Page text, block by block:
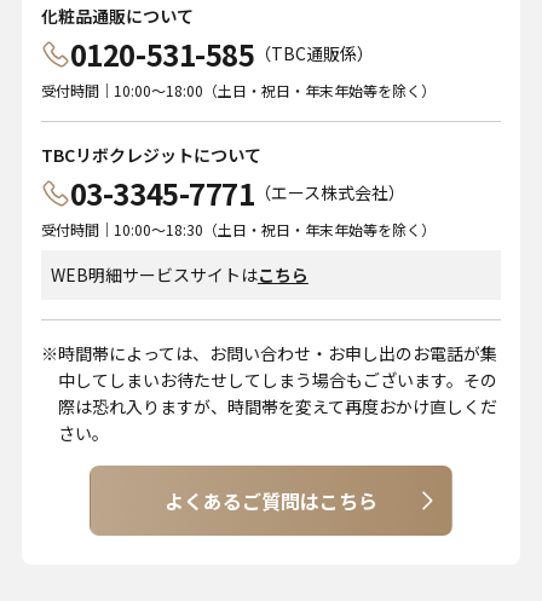
化粧品通販について
0120-531-585 （TBC通販係）
受付時間｜10:00～18:00（土日・祝日・年末年始等を除く）
TBCリボクレジットについて
03-3345-7771 （エース株式会社）
受付時間｜10:00～18:30（土日・祝日・年末年始等を除く）
WEB明細サービスサイトはこちら
時間帯によっては、お問い合わせ・お申し出のお電話が集
中してしまいお待たせしてしまう場合もございます。その
際は恐れ入りますが、時間帯を変えて再度おかけ直しくだ
さい。
よくあるご質問はこちら